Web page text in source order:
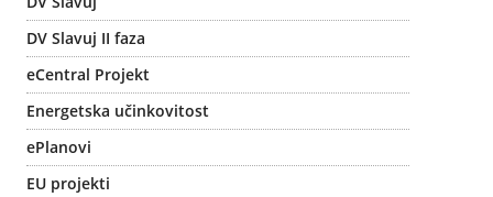
DV Slavuj II faza
eCentral Projekt
Energetska učinkovitost
ePlanovi
EU projekti